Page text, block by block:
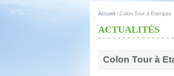
Accueil / Colon Tour à Etampes
ACTUALITÉS
Colon Tour à